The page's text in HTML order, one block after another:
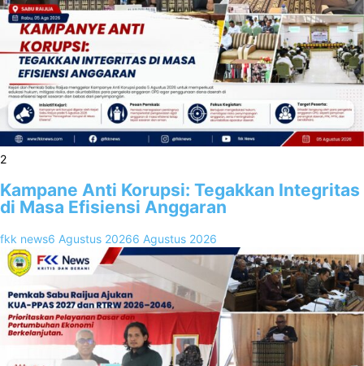
2
Kampane Anti Korupsi: Tegakkan Integritas
di Masa Efisiensi Anggaran
fkk news6 Agustus 20266 Agustus 2026